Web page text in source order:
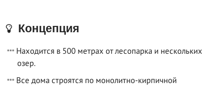
Концепция
Находится в 500 метрах от лесопарка и нескольких
озер.
Все дома строятся по монолитно-кирпичной